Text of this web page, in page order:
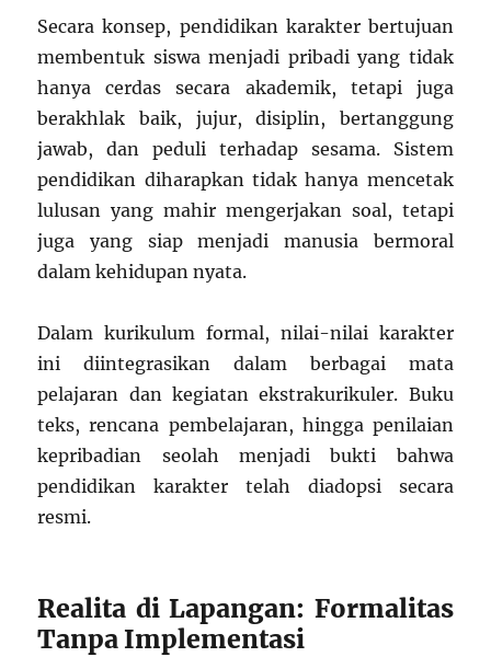
Secara konsep, pendidikan karakter bertujuan
membentuk siswa menjadi pribadi yang tidak
hanya cerdas secara akademik, tetapi juga
berakhlak baik, jujur, disiplin, bertanggung
jawab, dan peduli terhadap sesama. Sistem
pendidikan diharapkan tidak hanya mencetak
lulusan yang mahir mengerjakan soal, tetapi
juga yang siap menjadi manusia bermoral
dalam kehidupan nyata.
Dalam kurikulum formal, nilai-nilai karakter
ini diintegrasikan dalam berbagai mata
pelajaran dan kegiatan ekstrakurikuler. Buku
teks, rencana pembelajaran, hingga penilaian
kepribadian seolah menjadi bukti bahwa
pendidikan karakter telah diadopsi secara
resmi.
Realita di Lapangan: Formalitas
Tanpa Implementasi